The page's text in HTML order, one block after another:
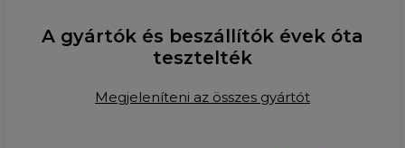
A gyártók és beszállítók évek óta
tesztelték
Megjeleníteni az összes gyártót